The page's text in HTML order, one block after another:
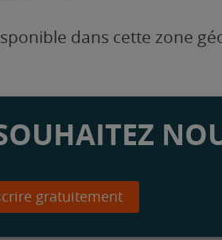
dans cette zone
gratuitement